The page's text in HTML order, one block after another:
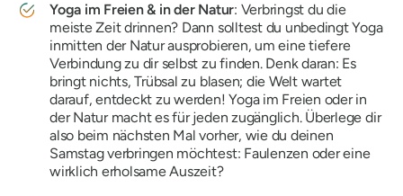
Yoga im Freien & in der Natur: Verbringst du die
meiste Zeit drinnen? Dann solltest du unbedingt Yoga
inmitten der Natur ausprobieren, um eine tiefere
Verbindung zu dir selbst zu finden. Denk daran: Es
bringt nichts, Trübsal zu blasen; die Welt wartet
darauf, entdeckt zu werden! Yoga im Freien oder in
der Natur macht es für jeden zugänglich. Überlege dir
also beim nächsten Mal vorher, wie du deinen
Samstag verbringen möchtest: Faulenzen oder eine
wirklich erholsame Auszeit?